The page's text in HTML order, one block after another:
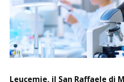
Leucemie, il San Raffaele di